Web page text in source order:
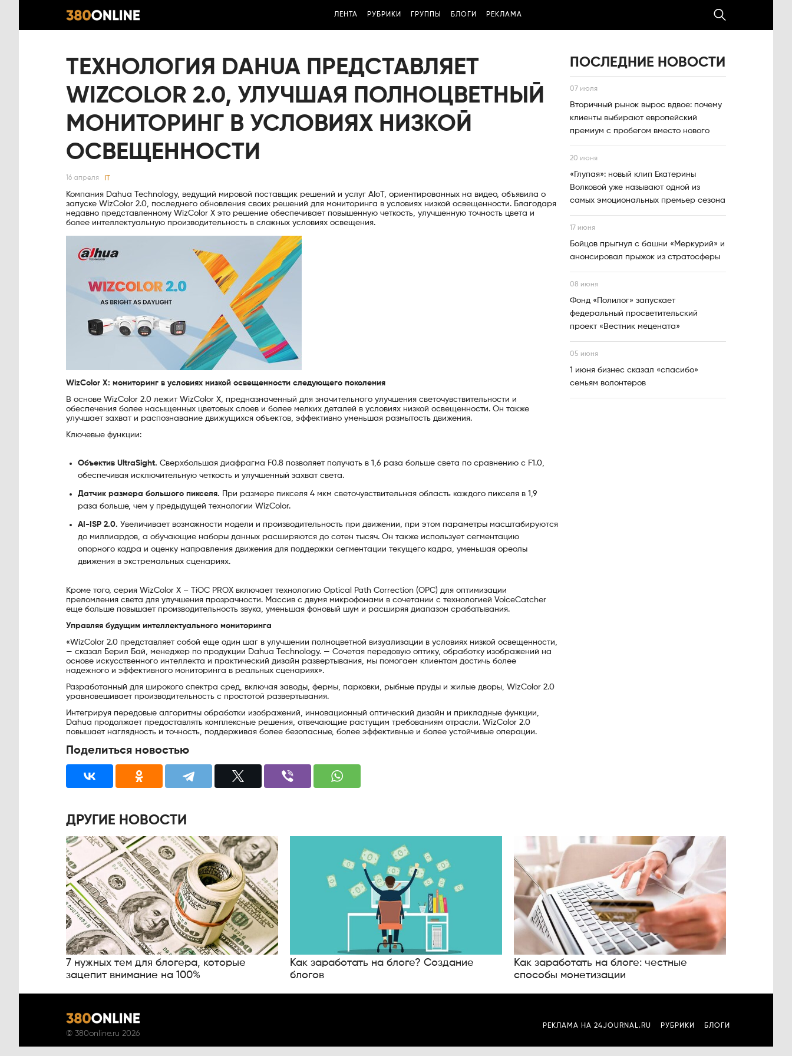
ЛЕНТА РУБРИКИ ГРУППЫ БЛОГИ РЕКЛАМА
ТЕХНОЛОГИЯ DAHUA ПРЕДСТАВЛЯЕТ
WIZCOLOR 2.0, УЛУЧШАЯ ПОЛНОЦВЕТНЫЙ
МОНИТОРИНГ В УСЛОВИЯХ НИЗКОЙ
ОСВЕЩЕННОСТИ
16 апреля IT
Компания Dahua Technology, ведущий мировой поставщик решений и услуг AIoT, ориентированных на видео, объявила о
запуске WizColor 2.0, последнего обновления своих решений для мониторинга в условиях низкой освещенности. Благодаря
недавно представленному WizColor X это решение обеспечивает повышенную четкость, улучшенную точность цвета и
более интеллектуальную производительность в сложных условиях освещения.
WizColor X: мониторинг в условиях низкой освещенности следующего поколения
В основе WizColor 2.0 лежит WizColor X, предназначенный для значительного улучшения светочувствительности и
обеспечения более насыщенных цветовых слоев и более мелких деталей в условиях низкой освещенности. Он также
улучшает захват и распознавание движущихся объектов, эффективно уменьшая размытость движения.
Ключевые функции:
Объектив UltraSight. Сверхбольшая диафрагма F0.8 позволяет получать в 1,6 раза больше света по сравнению с F1.0,
обеспечивая исключительную четкость и улучшенный захват света.
Датчик размера большого пикселя. При размере пикселя 4 мкм светочувствительная область каждого пикселя в 1,9
раза больше, чем у предыдущей технологии WizColor.
AI-ISP 2.0. Увеличивает возможности модели и производительность при движении, при этом параметры масштабируются
до миллиардов, а обучающие наборы данных расширяются до сотен тысяч. Он также использует сегментацию
опорного кадра и оценку направления движения для поддержки сегментации текущего кадра, уменьшая ореолы
движения в экстремальных сценариях.
Кроме того, серия WizColor X – TiOC PROX включает технологию Optical Path Correction (OPC) для оптимизации
преломления света для улучшения прозрачности. Массив с двумя микрофонами в сочетании с технологией VoiceCatcher
еще больше повышает производительность звука, уменьшая фоновый шум и расширяя диапазон срабатывания.
Управляя будущим интеллектуального мониторинга
«WizColor 2.0 представляет собой еще один шаг в улучшении полноцветной визуализации в условиях низкой освещенности,
— сказал Берил Бай, менеджер по продукции Dahua Technology. — Сочетая передовую оптику, обработку изображений на
основе искусственного интеллекта и практический дизайн развертывания, мы помогаем клиентам достичь более
надежного и эффективного мониторинга в реальных сценариях».
Разработанный для широкого спектра сред, включая заводы, фермы, парковки, рыбные пруды и жилые дворы, WizColor 2.0
уравновешивает производительность с простотой развертывания.
Интегрируя передовые алгоритмы обработки изображений, инновационный оптический дизайн и прикладные функции,
Dahua продолжает предоставлять комплексные решения, отвечающие растущим требованиям отрасли. WizColor 2.0
повышает наглядность и точность, поддерживая более безопасные, более эффективные и более устойчивые операции.
Поделиться новостью
ПОСЛЕДНИЕ НОВОСТИ
07 июля
Вторичный рынок вырос вдвое: почему
клиенты выбирают европейский
премиум с пробегом вместо нового
20 июня
«Глупая»: новый клип Екатерины
Волковой уже называют одной из
самых эмоциональных премьер сезона
17 июня
Бойцов прыгнул с башни «Меркурий» и
анонсировал прыжок из стратосферы
08 июня
Фонд «Полилог» запускает
федеральный просветительский
проект «Вестник мецената»
05 июня
1 июня бизнес сказал «спасибо»
семьям волонтеров
ДРУГИЕ НОВОСТИ
7 нужных тем для блогера, которые
зацепит внимание на 100%
Как заработать на блоге? Создание
блогов
Как заработать на блоге: честные
способы монетизации
© 380online.ru 2026
РЕКЛАМА НА 24JOURNAL.RU РУБРИКИ БЛОГИ